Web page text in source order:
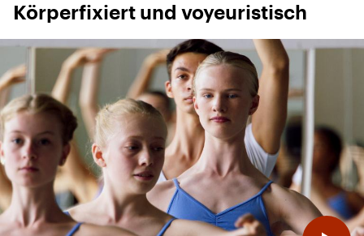
Körperfixiert und voyeuristisch